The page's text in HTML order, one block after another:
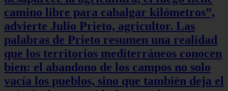
camino libre para cabalgar kilómetros”,
advierte Julio Prieto, agricultor. Las
palabras de Prieto resumen una realidad
que los territorios mediterráneos conocen
bien: el abandono de los campos no solo
vacía los pueblos, sino que también deja el